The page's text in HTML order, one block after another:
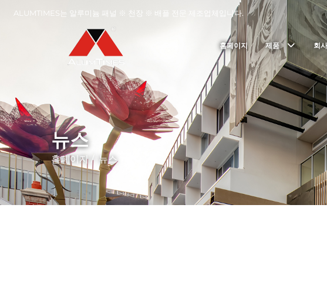
ALUMTIMES는 알루미늄 패널 ※ 천장 ※ 배플 전문 제조업체입니다.
홈페이지 제품 회
뉴스
홈페이지 / 뉴스